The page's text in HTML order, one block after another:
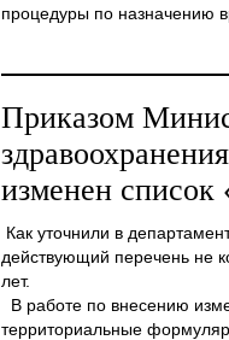
процедуры по назначению
Приказом
изменен список
Как уточнили в
действующий перечень не
лет.
В работе по внесению
территориальные